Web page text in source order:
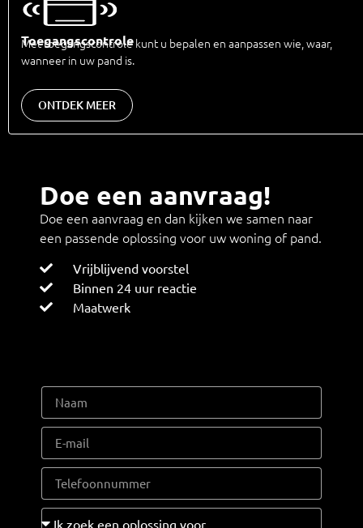
Toegangscontrole
Met toegangscontrole kunt u bepalen en aanpassen wie, waar,
wanneer in uw pand is.
ONTDEK MEER
Doe een aanvraag!
Doe een aanvraag en dan kijken we samen naar
een passende oplossing voor uw woning of pand.
Vrijblijvend voorstel
Binnen 24 uur reactie
Maatwerk